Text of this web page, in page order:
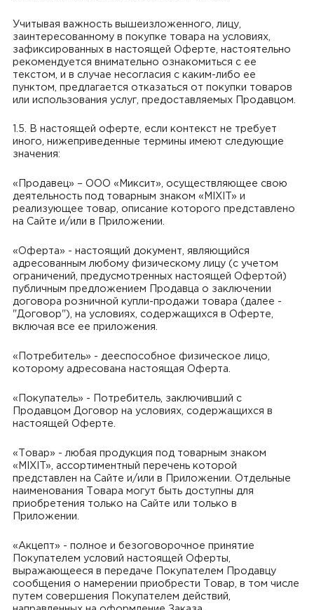
Учитывая важность вышеизложенного, лицу,
заинтересованному в покупке товара на условиях,
зафиксированных в настоящей Оферте, настоятельно
рекомендуется внимательно ознакомиться с ее
текстом, и в случае несогласия с каким-либо ее
пунктом, предлагается отказаться от покупки товаров
или использования услуг, предоставляемых Продавцом.
1.5. В настоящей оферте, если контекст не требует
иного, нижеприведенные термины имеют следующие
значения:
«Продавец» – ООО «Миксит», осуществляющее свою
деятельность под товарным знаком «MIXIT» и
реализующее товар, описание которого представлено
на Сайте и/или в Приложении.
«Оферта» - настоящий документ, являющийся
адресованным любому физическому лицу (с учетом
ограничений, предусмотренных настоящей Офертой)
публичным предложением Продавца о заключении
договора розничной купли-продажи товара (далее -
"Договор"), на условиях, содержащихся в Оферте,
включая все ее приложения.
«Потребитель» - дееспособное физическое лицо,
которому адресована настоящая Оферта.
«Покупатель» - Потребитель, заключивший с
Продавцом Договор на условиях, содержащихся в
настоящей Оферте.
«Товар» - любая продукция под товарным знаком
«MIXIT», ассортиментный перечень которой
представлен на Сайте и/или в Приложении. Отдельные
наименования Товара могут быть доступны для
приобретения только на Сайте или только в
Приложении.
«Акцепт» - полное и безоговорочное принятие
Покупателем условий настоящей Оферты,
выражающееся в передаче Покупателем Продавцу
сообщения о намерении приобрести Товар, в том числе
путем совершения Покупателем действий,